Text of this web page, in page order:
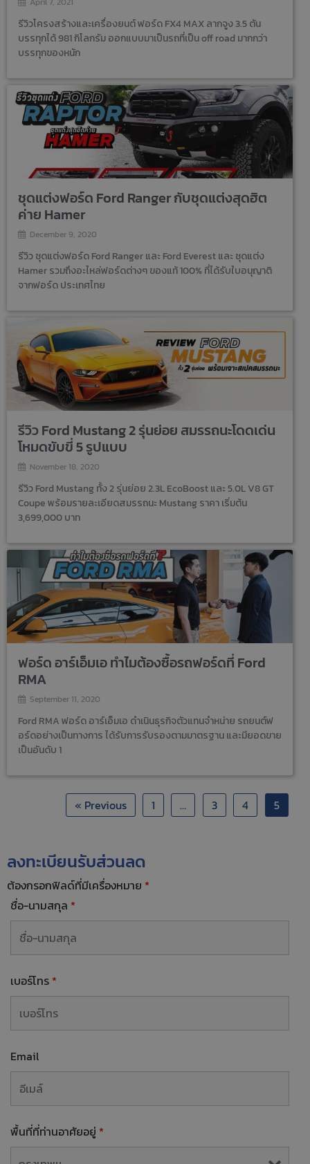
รีวิวโครงสร้างและเครื่องยนต์ ฟอร์ด FX4 MAX ลากจูง 3.5 ตัน
บรรทุกได้ 981 กิโลกรัม ออกแบบมาเป็นรถที่เป็น off road มากกว่า
บรรทุกของหนัก
ชุดแต่งฟอร์ด Ford Ranger กับชุดแต่งสุดฮิต
ค่าย Hamer
December 9, 2020
รีวิว ชุดแต่งฟอร์ด Ford Ranger และ Ford Everest และ ชุดแต่ง
Hamer รวมถึงอะไหล่ฟอร์ดต่างๆ ของแท้ 100% ที่ได้รับใบอนุญาติ
จากฟอร์ด ประเทศไทย
รีวิว Ford Mustang 2 รุ่นย่อย สมรรถนะโดดเด่น
โหมดขับขี่ 5 รูปแบบ
November 18, 2020
รีวิว Ford Mustang ทั้ง 2 รุ่นย่อย 2.3L EcoBoost และ 5.0L V8 GT
Coupe พร้อมรายละเอียดสมรรถนะ Mustang ราคา เริ่มต้น
3,699,000 บาท
ฟอร์ด อาร์เอ็มเอ ทำไมต้องซื้อรถฟอร์ดที่ Ford
RMA
September 11, 2020
Ford RMA ฟอร์ด อาร์เอ็มเอ ดำเนินธุรกิจตัวแทนจำหน่าย รถยนต์ฟ
อร์ดอย่างเป็นทางการ ได้รับการรับรองตามมาตรฐาน และมียอดขาย
เป็นอันดับ 1
« Previous 1 … 3 4 5
ลงทะเบียนรับส่วนลด
ต้องกรอกฟิลด์ที่มีเครื่องหมาย *
ชื่อ-นามสกุล *
เบอร์โทร *
Email
พื้นที่ที่ท่านอาศัยอยู่ *